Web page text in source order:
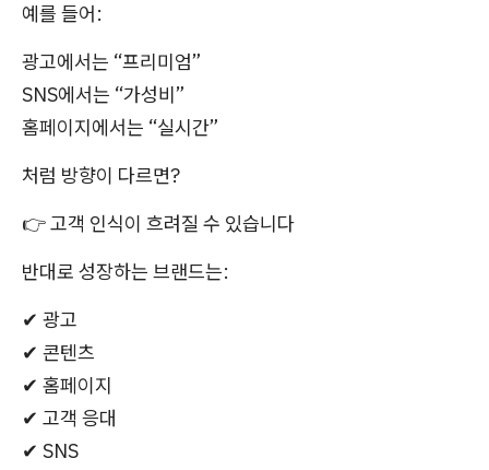
예를 들어:
광고에서는 “프리미엄”
SNS에서는 “가성비”
홈페이지에서는 “실시간”
처럼 방향이 다르면?
👉 고객 인식이 흐려질 수 있습니다
반대로 성장하는 브랜드는:
✔ 광고
✔ 콘텐츠
✔ 홈페이지
✔ 고객 응대
✔ SNS